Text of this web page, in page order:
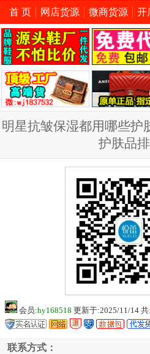
首 页 网店货源 微商货源 开
明星抗皱保湿都用哪些护
护肤品
会员:hy168518 更新于:2025/11/14 共:
联系方式：